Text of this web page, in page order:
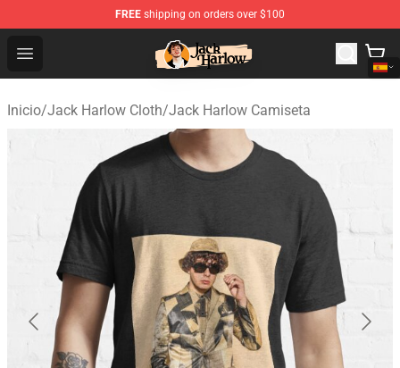
FREE shipping on orders over $100
Open menu
Jack Harlow Shop - Official Jack Harlow Merchandise
Inicio/Jack Harlow Cloth/Jack Harlow Camiseta